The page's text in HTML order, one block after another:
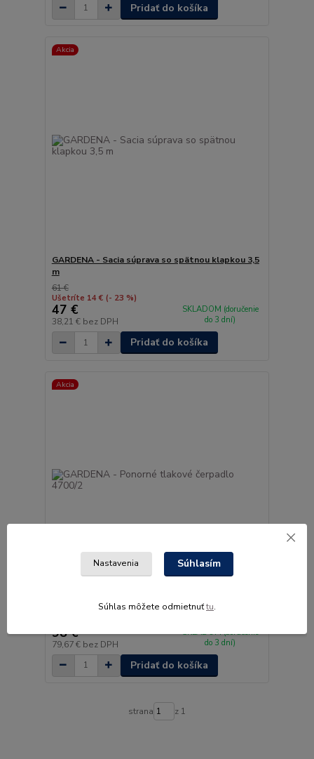
Pridať do košíka
Akcia
GARDENA - Sacia súprava so spätnou klapkou 3,5
m
61 €
Ušetríte 14 € (- 23 %)
47 €
38,21 € bez DPH
SKLADOM (doručenie
do 3 dní)
Pridať do košíka
Akcia
98 €
79,67 € bez DPH
SKLADOM (doručenie
do 3 dní)
Pridať do košíka
strana z 1
Nastavenia Súhlasím
Súhlas môžete odmietnuťtu.